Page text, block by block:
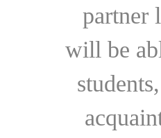
partner
will be